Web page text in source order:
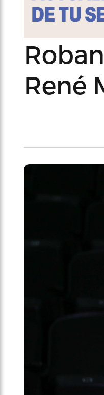
René